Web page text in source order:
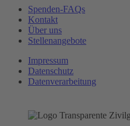
Spenden-FAQs
Kontakt
Über uns
Stellenangebote
Impressum
Datenschutz
Datenverarbeitung